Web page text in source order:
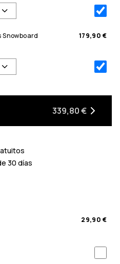
179,90 €
339,80 €
30 días
29,90 €